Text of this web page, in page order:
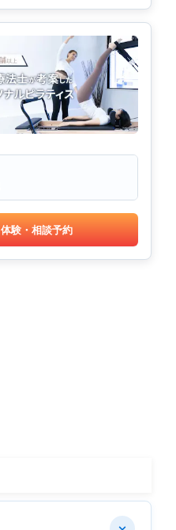
体験・相談予約